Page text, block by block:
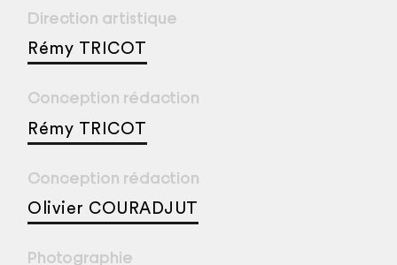
Direction artistique
Rémy TRICOT
Conception rédaction
Rémy TRICOT
Conception rédaction
Olivier COURADJUT
Photographie